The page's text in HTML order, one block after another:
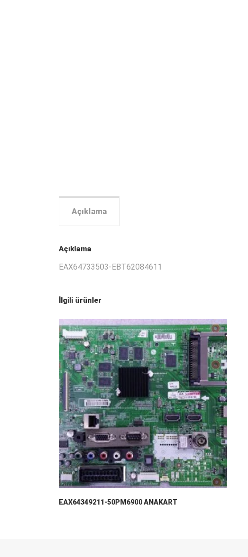
Açıklama
Açıklama
EAX64733503-EBT62084611
İlgili ürünler
EAX64349211-50PM6900 ANAKART